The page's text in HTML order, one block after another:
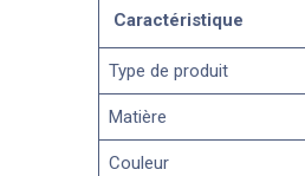
Caractéristique
Type de produit
Matière
Couleur